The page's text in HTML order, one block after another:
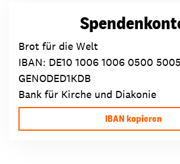
Brot für die Welt
IBAN: DE10 1006 1006 0500
GENODED1KDB
Bank für Kirche und Diakonie
IBAN kopieren